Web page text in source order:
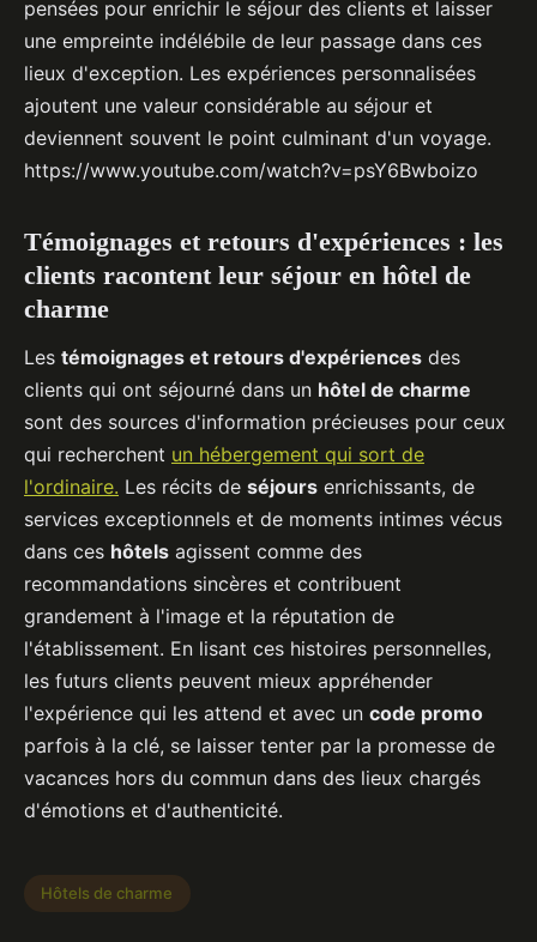
pensées pour enrichir le séjour des clients et laisser
une empreinte indélébile de leur passage dans ces
lieux d'exception. Les expériences personnalisées
ajoutent une valeur considérable au séjour et
deviennent souvent le point culminant d'un voyage.
https://www.youtube.com/watch?v=psY6Bwboizo
Témoignages et retours d'expériences : les
clients racontent leur séjour en hôtel de
charme
Les témoignages et retours d'expériences des
clients qui ont séjourné dans un hôtel de charme
sont des sources d'information précieuses pour ceux
qui recherchent un hébergement qui sort de
l'ordinaire. Les récits de séjours enrichissants, de
services exceptionnels et de moments intimes vécus
dans ces hôtels agissent comme des
recommandations sincères et contribuent
grandement à l'image et la réputation de
l'établissement. En lisant ces histoires personnelles,
les futurs clients peuvent mieux appréhender
l'expérience qui les attend et avec un code promo
parfois à la clé, se laisser tenter par la promesse de
vacances hors du commun dans des lieux chargés
d'émotions et d'authenticité.
Hôtels de charme